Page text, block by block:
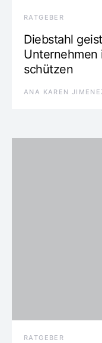
RATGEBER
Diebstahl
schützen
ANA KAREN
RATGEBER